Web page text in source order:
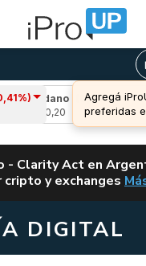
(0,76%)
ALERTA
- Clarity Act en
y exchanges
DIGITAL